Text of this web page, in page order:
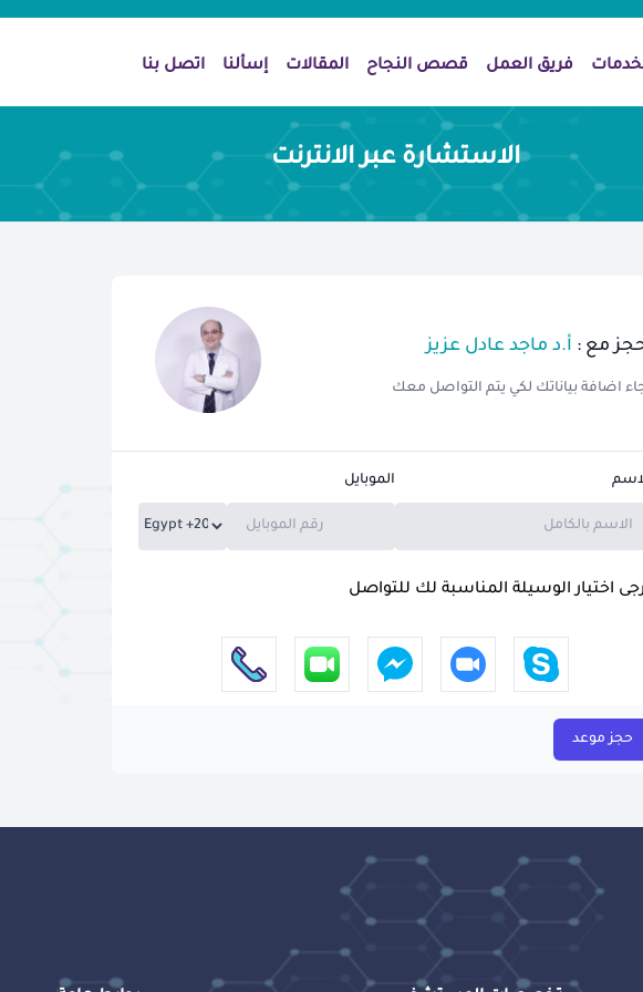
الاستشارة عبر الانترنت
مع : أ.د ماجد عادل عزيز
اضافة بياناتك لكي يتم التواصل معك
الموبايل
اختيار الوسيلة المناسبة لك للتواصل
حجز موعد
فريق العمل قصص النجاح المقالات إسألنا اتصل بنا